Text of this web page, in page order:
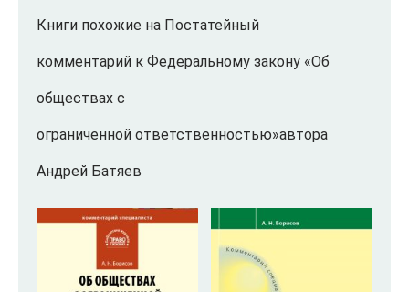
Книги похожие на Постатейный
комментарий к Федеральному закону «Об
обществах с
ограниченной ответственностью»автора
Андрей Батяев